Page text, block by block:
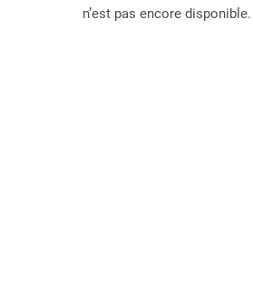
n’est pas encore disponible.